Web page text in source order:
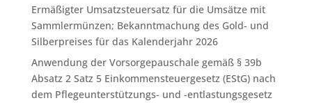
Ermäßigter Umsatzsteuersatz für die Umsätze mit
Sammlermünzen; Bekanntmachung des Gold- und
Silberpreises für das Kalenderjahr 2026
Anwendung der Vorsorgepauschale gemäß § 39b
Absatz 2 Satz 5 Einkommensteuergesetz (EStG) nach
dem Pflegeunterstützungs- und -entlastungsgesetz